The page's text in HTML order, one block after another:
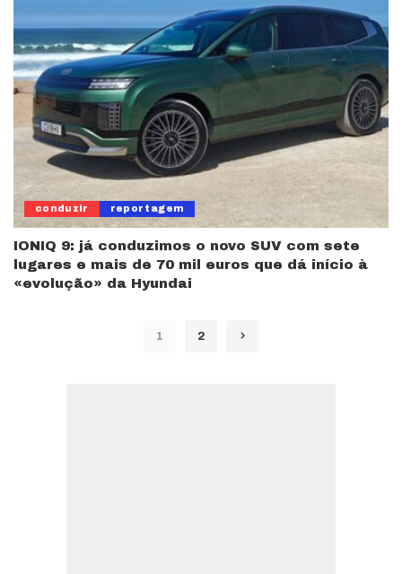
conduzir reportagem
IONIQ 9: já conduzimos o novo SUV com sete
lugares e mais de 70 mil euros que dá início à
«evolução» da Hyundai
1 2